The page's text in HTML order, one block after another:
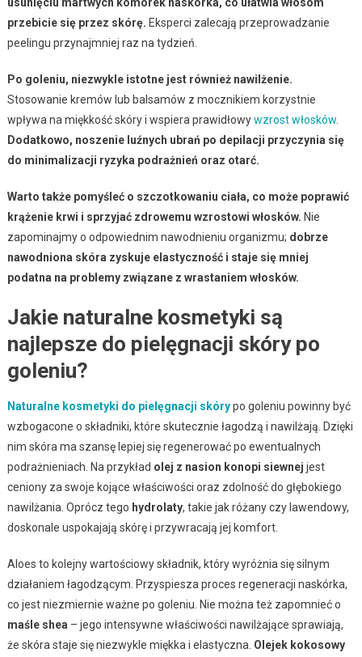
przebicie się przez skórę. Eksperci zalecają przeprowadzanie
peelingu przynajmniej raz na tydzień.
Po goleniu, niezwykle istotne jest również nawilżenie.
Stosowanie kremów lub balsamów z mocznikiem korzystnie
wpływa na miękkość skóry i wspiera prawidłowywzrost włosków.
Dodatkowo, noszenie luźnych ubrań po depilacji przyczynia się
do minimalizacji ryzyka podrażnień oraz otarć.
Warto także pomyśleć o szczotkowaniu ciała, co może poprawić
krążenie krwi i sprzyjać zdrowemu wzrostowi włosków. Nie
zapominajmy o odpowiednim nawodnieniu organizmu; dobrze
nawodniona skóra zyskuje elastyczność i staje się mniej
podatna na problemy związane z wrastaniem włosków.
Jakie naturalne kosmetyki są
najlepsze do pielęgnacji skóry po
goleniu?
Naturalne kosmetyki do pielęgnacji skórypo goleniu powinny być
wzbogacone o składniki, które skutecznie łagodzą i nawilżają. Dzięki
nim skóra ma szansę lepiej się regenerować po ewentualnych
podrażnieniach. Na przykład olej z nasion konopi siewnej jest
ceniony za swoje kojące właściwości oraz zdolność do głębokiego
nawilżania. Oprócz tego hydrolaty, takie jak różany czy lawendowy,
doskonale uspokajają skórę i przywracają jej komfort.
Aloes to kolejny wartościowy składnik, który wyróżnia się silnym
działaniem łagodzącym. Przyspiesza proces regeneracji naskórka,
co jest niezmiernie ważne po goleniu. Nie można też zapomnieć o
maśle shea – jego intensywne właściwości nawilżające sprawiają,
że skóra staje się niezwykle miękka i elastyczna. Olejek kokosowy